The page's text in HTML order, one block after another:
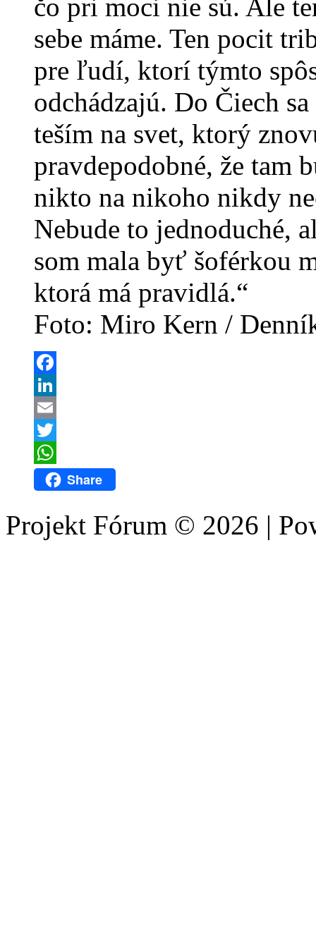
čo pri moci nie sú. Ale
sebe máme. Ten pocit
pre ľudí, ktorí týmto
odchádzajú. Do Čiech
teším na svet, ktorý
pravdepodobné, že tam
nikto na nikoho nikdy
Nebude to jednoduché,
som mala byť šoférkou
ktorá má pravidlá.“
Foto: Miro Kern /
Facebook
LinkedIn
Email
Twitter
WhatsAppShare
Projekt Fórum © 2026 |